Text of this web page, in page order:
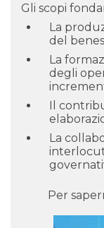
Gli scopi
La
del
La
degli
Il
La
Per